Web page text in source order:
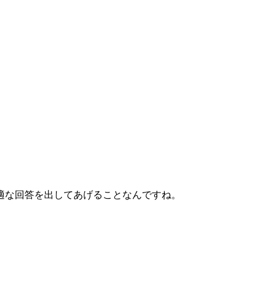
回答を出してあげることなんですね。